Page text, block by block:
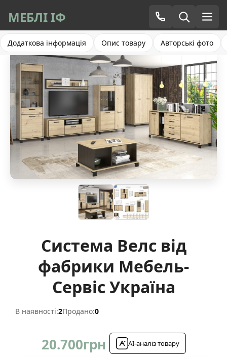
МЕБЛІ ІФ
Додаткова інформація Опис товару Авторські фото
Система Велс від
фабрики Мебель-
Сервіс Україна
В наявності:2Продано:0
20.700грн AI-аналіз товару